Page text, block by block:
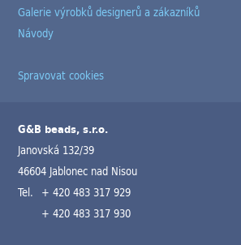
Galerie výrobků designerů a zákazníků
Návody
Spravovat cookies
G&B beads, s.r.o.
Janovská 132/39
46604 Jablonec nad Nisou
Tel. + 420 483 317 929
+ 420 483 317 930